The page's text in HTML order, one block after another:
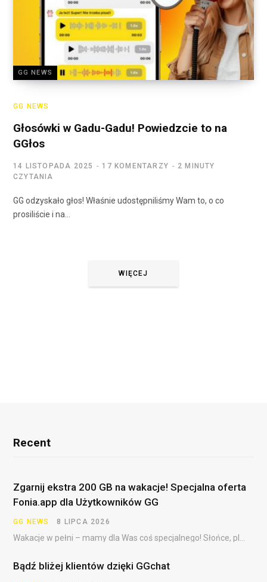
GG NEWS
GG NEWS
Głosówki w Gadu-Gadu! Powiedzcie to na
GGłos
14 LISTOPADA 2025 17 KOMENTARZY
2 MINUTY
CZYTANIA
GG odzyskało głos! Właśnie udostępniliśmy Wam to, o co
prosiliście i na…
WIĘCEJ
Recent
Zgarnij ekstra 200 GB na wakacje! Specjalna oferta
Fonia.app dla Użytkowników GG
GG NEWS 8 LIPCA 2026
Bądź bliżej klientów dzięki GGchat